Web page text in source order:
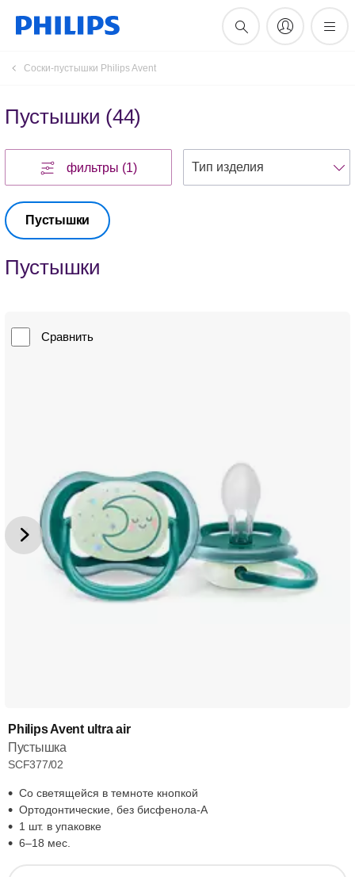
Соски-пустышки Philips Avent
Пустышки (44)
фильтры (1)
Пустышки
Пустышки
Сравнить
Philips Avent ultra air
Пустышка
SCF377/02
Со светящейся в темноте кнопкой
Ортодонтические, без бисфенола-А
1 шт. в упаковке
6–18 мес.